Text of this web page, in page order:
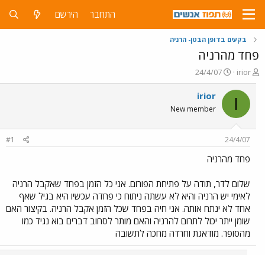
התחבר הירשם
בקעים בדופן הבטן- הרניה
פחד מהרניה
פ
ו
ת
ח
ה
ש
א
irior
פ
ו
ס
ר
24/4/07
I
irior
New member
24/4/07
#1
פחד מהרניה
שלום לדר, תודה על פתיחת הפורום. אני כל הזמן בפחד שאקבל הרניה
לאימי יש הרניה והיא לא עשתה ניתוח כי פחדה עכשיו היא בגיל שאף
אחד לא ינתח אותה. אני חיה בפחד שכל הזמן אקבל הרניה. בקיצור האם
שומן ייתר יכול לתרום להרניה והאם מותר לסחוב דברים בוא נגיד כמו
מהסופר. מודאגת וחרדה מחכה לתשובה